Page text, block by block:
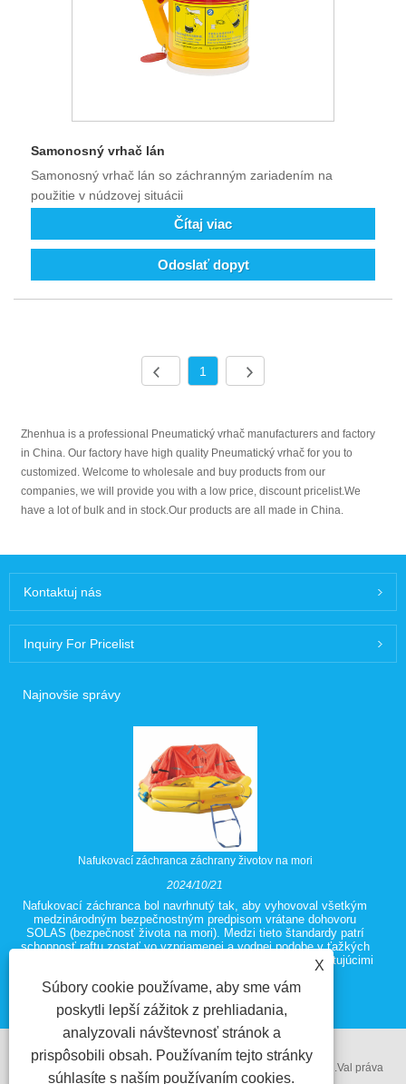
Samonosný vrhač lán
Samonosný vrhač lán so záchranným zariadením na
použitie v núdzovej situácii
Čítaj viac
Odoslať dopyt
1
Zhenhua is a professional Pneumatický vrhač manufacturers and factory
in China. Our factory have high quality Pneumatický vrhač for you to
customized. Welcome to wholesale and buy products from our
companies, we will provide you with a low price, discount pricelist.We
have a lot of bulk and in stock.Our products are all made in China.
Kontaktuj nás
Inquiry For Pricelist
Najnovšie správy
Nafukovací záchranca záchrany životov na mori
2024/10/21
Nafukovací záchranca bol navrhnutý tak, aby vyhovoval všetkým
medzinárodným bezpečnostným predpisom vrátane dohovoru
SOLAS (bezpečnosť života na mori). Medzi tieto štandardy patrí
schopnosť raftu zostať vo vzpriamenej a vodnej podobe v ťažkých
poveternostných podmienkach, aj keď sú plne naložené cestujúcimi
Copyright @ 2018 Ningbo Zhenhua Elektrické vybavenie Co.ltd.Val práva
X
Súbory cookie používame, aby sme vám
poskytli lepší zážitok z prehliadania,
analyzovali návštevnosť stránok a
prispôsobili obsah. Používaním tejto stránky
súhlasíte s naším používaním cookies.